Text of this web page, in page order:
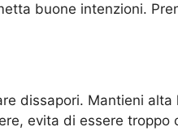
buone intenzioni.
dissapori. Mantieni
evita di essere troppo